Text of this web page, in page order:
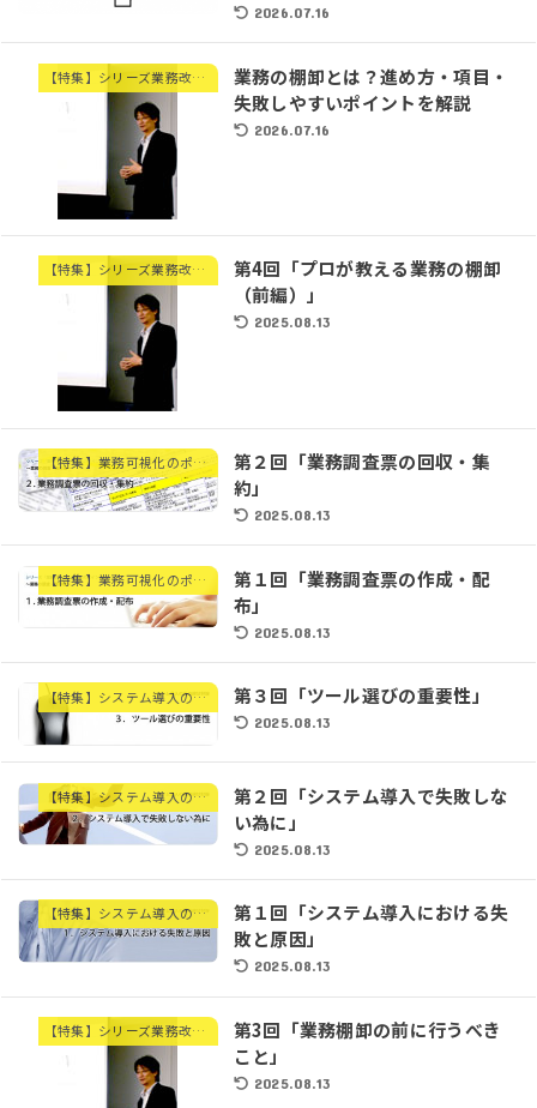
2026.07.16
【特集】シリーズ業務改善②
業務の棚卸とは？進め方・項目・
失敗しやすいポイントを解説
2026.07.16
【特集】シリーズ業務改善②
第4回「プロが教える業務の棚卸
（前編）」
2025.08.13
【特集】業務可視化のポイント①「業務の調査・棚卸編」
第２回「業務調査票の回収・集
約」
2025.08.13
【特集】業務可視化のポイント①「業務の調査・棚卸編」
第１回「業務調査票の作成・配
布」
2025.08.13
【特集】システム導入のための現状把握 第３回「ツール選びの重要性」
2025.08.13
【特集】システム導入のための現状把握
第２回「システム導入で失敗しな
い為に」
2025.08.13
【特集】システム導入のための現状把握
第１回「システム導入における失
敗と原因」
2025.08.13
【特集】シリーズ業務改善②
第3回「業務棚卸の前に行うべき
こと」
2025.08.13